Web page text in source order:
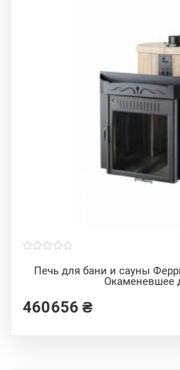
Печь для бани и сауны
Окаменевшее
5
460656₴